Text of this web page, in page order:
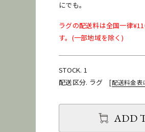
にでも。
ラグの配送料は全国一律
す。(一部地域を除く)
STOCK. 1
配送区分. ラグ[配送料金表
ADD